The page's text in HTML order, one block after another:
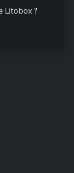
Litobox ?